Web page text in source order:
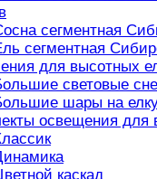
сегментная
сегментная
для высотных
световые
шары на
освещения для
каскад